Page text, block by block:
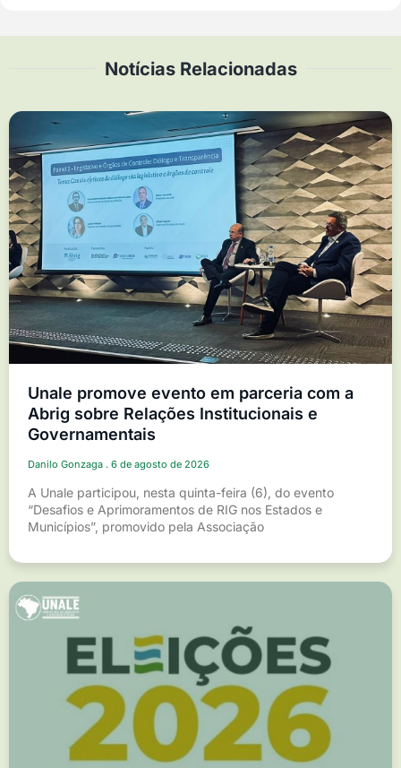
Notícias Relacionadas
Unale promove evento em parceria com a
Abrig sobre Relações Institucionais e
Governamentais
Danilo Gonzaga 6 de agosto de 2026
A Unale participou, nesta quinta-feira (6), do evento
“Desafios e Aprimoramentos de RIG nos Estados e
Municípios”, promovido pela Associação